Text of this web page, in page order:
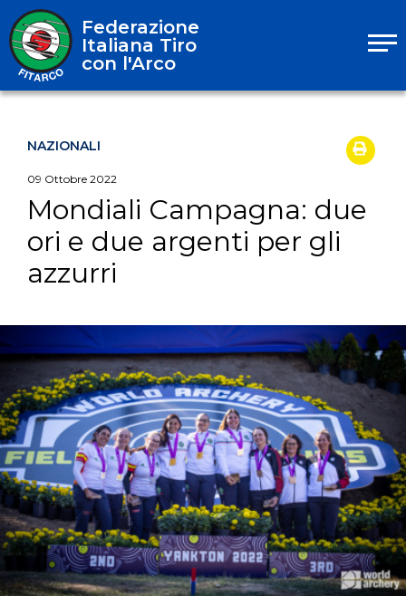
Federazione
Italiana Tiro
con l'Arco
NAZIONALI
09 Ottobre 2022
Mondiali Campagna: due
ori e due argenti per gli
azzurri